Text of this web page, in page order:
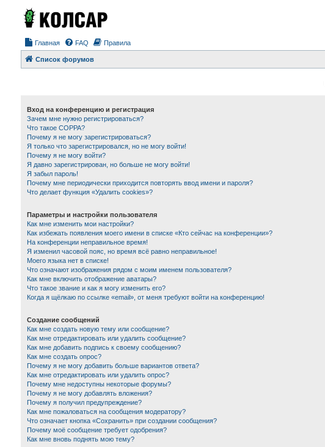
Главная FAQ Правила
Список форумов
Вход на конференцию и регистрация
Зачем мне нужно регистрироваться?
Что такое COPPA?
Почему я не могу зарегистрироваться?
Я только что зарегистрировался, но не могу войти!
Почему я не могу войти?
Я давно зарегистрирован, но больше не могу войти!
Я забыл пароль!
Почему мне периодически приходится повторять ввод имени и пароля?
Что делает функция «Удалить cookies»?
Параметры и настройки пользователя
Как мне изменить мои настройки?
Как избежать появления моего имени в списке «Кто сейчас на конференции»?
На конференции неправильное время!
Я изменил часовой пояс, но время всё равно неправильное!
Моего языка нет в списке!
Что означают изображения рядом с моим именем пользователя?
Как мне включить отображение аватары?
Что такое звание и как я могу изменить его?
Когда я щёлкаю по ссылке «email», от меня требуют войти на конференцию!
Создание сообщений
Как мне создать новую тему или сообщение?
Как мне отредактировать или удалить сообщение?
Как мне добавить подпись к своему сообщению?
Как мне создать опрос?
Почему я не могу добавить больше вариантов ответа?
Как мне отредактировать или удалить опрос?
Почему мне недоступны некоторые форумы?
Почему я не могу добавлять вложения?
Почему я получил предупреждение?
Как мне пожаловаться на сообщения модератору?
Что означает кнопка «Сохранить» при создании сообщения?
Почему моё сообщение требует одобрения?
Как мне вновь поднять мою тему?